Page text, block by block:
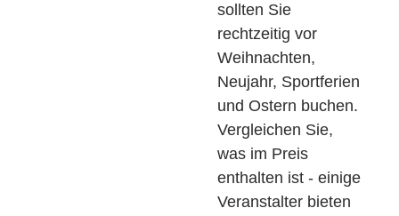
sollten Sie
rechtzeitig vor
Weihnachten,
Neujahr, Sportferien
und Ostern buchen.
Vergleichen Sie,
was im Preis
enthalten ist - einige
Veranstalter bieten